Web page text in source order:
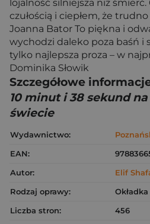
lojalność silniejsza niż
czułością i ciepłem, że
Joanna Bator To piękna i
wychodzi daleko poza baśń i
tylko najlepsza proza – w
Dominika Słowik
Szczegółowe
10 minut i 38 sekund
świecie
Wydawnictwo:
EAN:
Autor:
Elif
Rodzaj oprawy:
Liczba stron:
456